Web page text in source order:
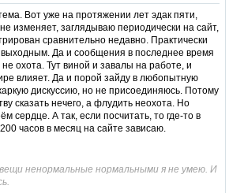
Вот уже на протяжении лет эдак пяти,
изменяет, заглядываю периодически на сайт,
сравнительно недавно. Практически
Да и сообщения в последнее время
охота. Тут виной и завалы на работе, и
влияет. Да и порой зайду в любопытную
дискуссию, но не присоединяюсь. Потому
сказать нечего, а флудить неохота. Но
сердце. А так, если посчитать, то где-то в
часов в месяц на сайте зависаю.
ненормальные нормальными я не умею. И